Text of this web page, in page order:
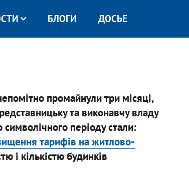
БЛОГИ ДОСЬЕ
промайнули три місяці,
та виконавчу владу
символічного періоду стали:
тарифів на житлово-
і кількістю будинків